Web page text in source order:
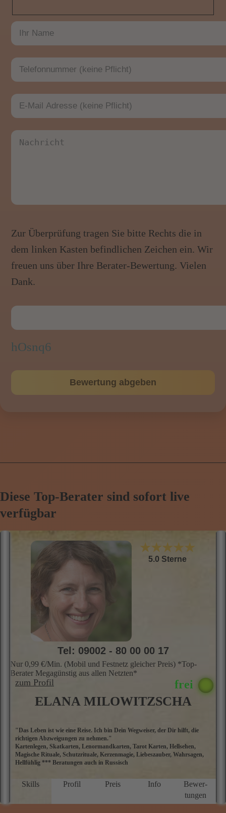
Zur Überprüfung tragen Sie bitte Rechts die in
dem linken Kasten befindlichen Zeichen ein. Wir
freuen uns über Ihre Berater-Bewertung. Vielen
Dank.
Diese Top-Berater sind sofort live
verfügbar
★★★★★
5.0 Sterne
ELANA MILOWITZSCHA
"Das Leben ist wie eine Reise. Ich bin Dein Wegweiser, der Dir hilft, die
richtigen Abzweigungen zu nehmen."
Kartenlegen, Skatkarten, Lenormandkarten, Tarot Karten, Hellsehen,
Magische Rituale, Schutzrituale, Kerzenmagie, Liebeszauber, Wahrsagen,
Hellfühlig *** Beratungen auch in Russisch
Skills Profil Preis Info
Bewer­
tungen
Tel: 09002 - 80 00 00 17
Nur 0,99 €/Min. (Mobil und Festnetz gleicher Preis) *Top-
Berater Megagünstig aus allen Netzten*
zum Profil